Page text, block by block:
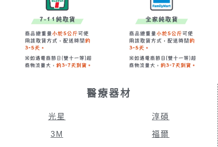
醫療器材
光星
3M
淳碩
福爾